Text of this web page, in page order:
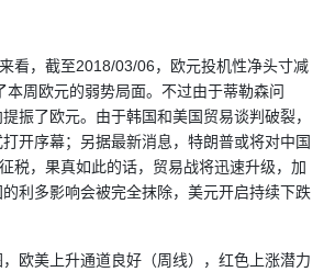
看，截至2018/03/06，欧元投机性净头寸减
本周欧元的弱势局面。不过由于蒂勒森问
振了欧元。由于韩国和美国贸易谈判破裂，
开序幕；另据最新消息，特朗普或将对中国
税，果真如此的话，贸易战将迅速升级，加
利多影响会被完全抹除，美元开启持续下跌
，欧美上升通道良好（周线），红色上涨潜力